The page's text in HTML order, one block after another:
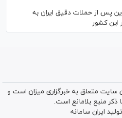
پس از حملات دقیق ایران به
این کشور
متعلق به خبرگزاری میزان است و
ذکر منبع بلامانع است.
ایران سامانه